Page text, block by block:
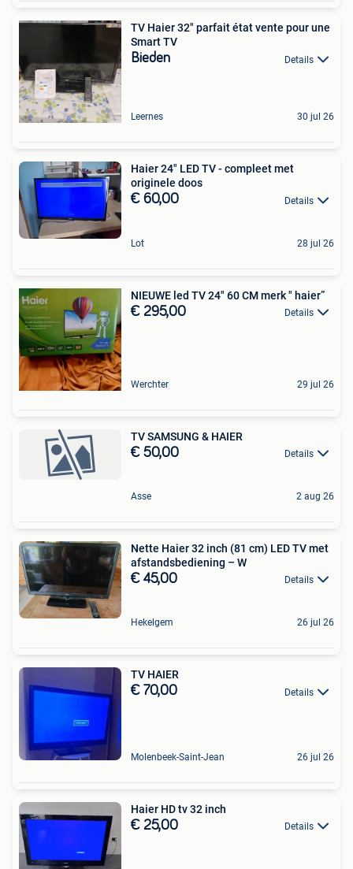
TV Haier 32" parfait état vente pour une
Smart TV
Bieden Details
Leernes 30 jul 26
Haier 24" LED TV - compleet met
originele doos
€ 60,00 Details
Lot 28 jul 26
NIEUWE led TV 24" 60 CM merk " haier”
€ 295,00 Details
Werchter 29 jul 26
TV SAMSUNG & HAIER
€ 50,00 Details
Asse 2 aug 26
Nette Haier 32 inch (81 cm) LED TV met
afstandsbediening – W
€ 45,00 Details
Hekelgem 26 jul 26
TV HAIER
€ 70,00 Details
Molenbeek-Saint-Jean 26 jul 26
Haier HD tv 32 inch
€ 25,00 Details